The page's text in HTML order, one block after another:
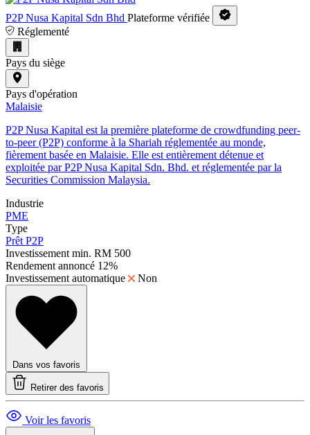
P2P Nusa Kapital Sdn Bhd Plateforme vérifiée
Réglementé
Pays du siège
Pays d'opération
Malaisie
P2P Nusa Kapital est la première plateforme de crowdfunding peer-
to-peer (P2P) conforme à la Shariah réglementée au monde,
fièrement basée en Malaisie. Elle est entièrement détenue et
exploitée par P2P Nusa Kapital Sdn. Bhd. et réglementée par la
Securities Commission Malaysia.
Industrie
PME
Type
Prêt P2P
Investissement min. RM 500
Rendement annoncé 12%
Investissement automatique
Non
Dans vos favoris
Retirer des favoris
Voir les favoris